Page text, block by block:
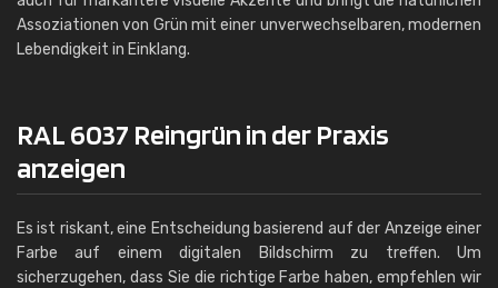
Assoziationen von Grün mit einer unverwechselbaren, modernen
Lebendigkeit in Einklang.
RAL 6037 Reingrün in der Praxis
anzeigen
Es ist riskant, eine Entscheidung basierend auf der Anzeige einer
Farbe auf einem digitalen Bildschirm zu treffen. Um
sicherzugehen, dass Sie die richtige Farbe haben, empfehlen wir